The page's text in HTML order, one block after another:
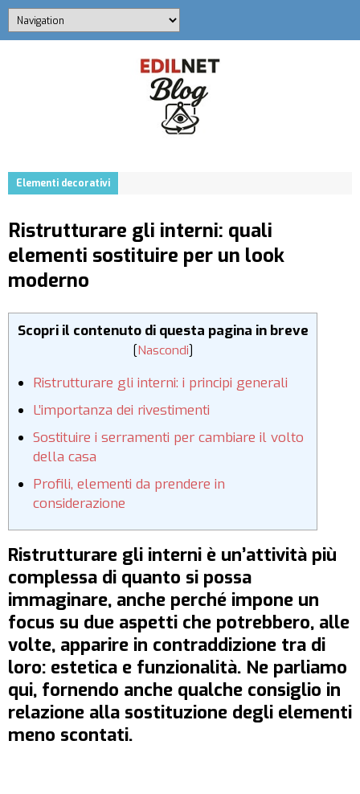
Elementi decorativi
Ristrutturare gli interni: quali
elementi sostituire per un look
moderno
Scopri il contenuto di questa pagina in breve
[Nascondi]
Ristrutturare gli interni: i principi generali
L’importanza dei rivestimenti
Sostituire i serramenti per cambiare il volto
della casa
Profili, elementi da prendere in
considerazione
Ristrutturare gli interni è un’attività più
complessa di quanto si possa
immaginare, anche perché impone un
focus su due aspetti che potrebbero, alle
volte, apparire in contraddizione tra di
loro: estetica e funzionalità. Ne parliamo
qui, fornendo anche qualche consiglio in
relazione alla sostituzione degli elementi
meno scontati.